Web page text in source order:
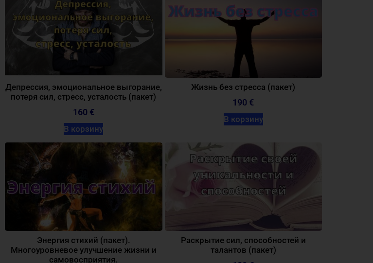
Депрессия, эмоциональное выгорание,
потеря сил, стресс, усталость (пакет)
160 €
В корзину
Жизнь без стресса (пакет)
190 €
В корзину
Энергия стихий (пакет).
Многоуровневое улучшение жизни и
самовосприятия.
Раскрытие сил, способностей и
талантов (пакет)